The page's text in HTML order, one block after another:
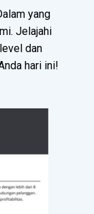
yang
Jelajahi
dan
hari ini!